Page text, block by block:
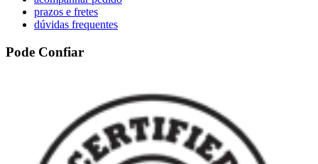
prazos e fretes
dúvidas frequentes
Pode Confiar